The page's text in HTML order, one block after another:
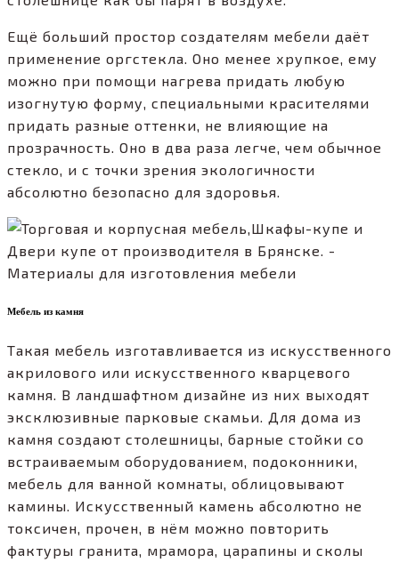
Ещё больший простор создателям мебели даёт
применение оргстекла. Оно менее хрупкое, ему
можно при помощи нагрева придать любую
изогнутую форму, специальными красителями
придать разные оттенки, не влияющие на
прозрачность. Оно в два раза легче, чем обычное
стекло, и с точки зрения экологичности
абсолютно безопасно для здоровья.
Мебель из камня
Такая мебель изготавливается из искусственного
акрилового или искусственного кварцевого
камня. В ландшафтном дизайне из них выходят
эксклюзивные парковые скамьи. Для дома из
камня создают столешницы, барные стойки со
встраиваемым оборудованием, подоконники,
мебель для ванной комнаты, облицовывают
камины. Искусственный камень абсолютно не
токсичен, прочен, в нём можно повторить
фактуры гранита, мрамора, царапины и сколы